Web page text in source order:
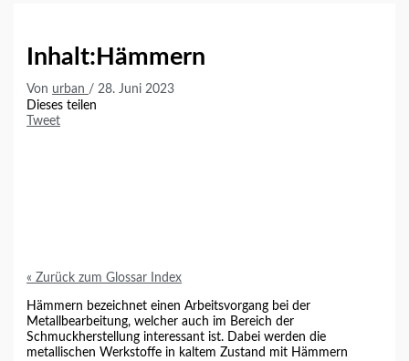
Inhalt: Hämmern
Von urban /28. Juni 2023
Dieses teilen
Tweet
« Zurück zum Glossar Index
Hämmern bezeichnet einen Arbeitsvorgang bei der
Metallbearbeitung, welcher auch im Bereich der
Schmuckherstellung interessant ist. Dabei werden die
metallischen Werkstoffe in kaltem Zustand mit Hämmern